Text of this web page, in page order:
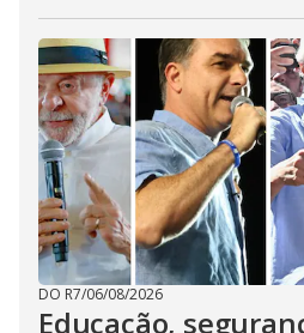
DO R7/06/08/2026
Educação,